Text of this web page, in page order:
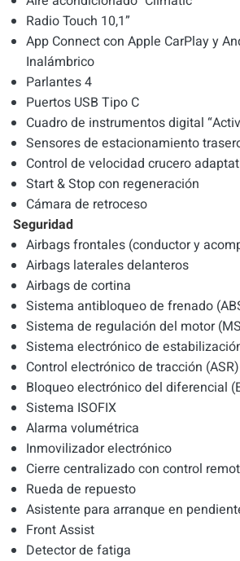
Radio Touch 10,1”
App Connect con Apple CarPlay y
Inalámbrico
Parlantes 4
Puertos USB Tipo C
Cuadro de instrumentos digital
Sensores de estacionamiento
Control de velocidad crucero
Start & Stop con regeneración
Cámara de retroceso
Seguridad
Airbags frontales (conductor y
Airbags laterales delanteros
Airbags de cortina
Sistema antibloqueo de frenado
Sistema de regulación del motor
Sistema electrónico de
Control electrónico de tracción (ASR)
Bloqueo electrónico del diferencial
Sistema ISOFIX
Alarma volumétrica
Inmovilizador electrónico
Cierre centralizado con control
Rueda de repuesto
Asistente para arranque en
Front Assist
Detector de fatiga